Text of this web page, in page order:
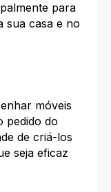
para
sua casa e no
móveis
pedido do
de criá-los
seja eficaz